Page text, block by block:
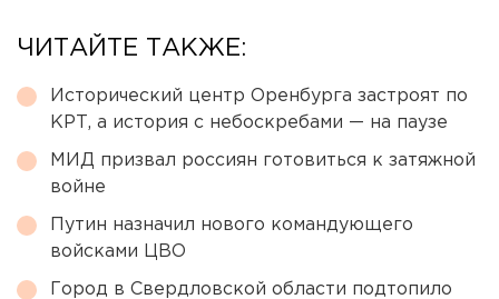
ЧИТАЙТЕ ТАКЖЕ:
Исторический центр Оренбурга застроят по
КРТ, а история с небоскребами — на паузе
МИД призвал россиян готовиться к затяжной
войне
Путин назначил нового командующего
войсками ЦВО
Город в Свердловской области подтопило